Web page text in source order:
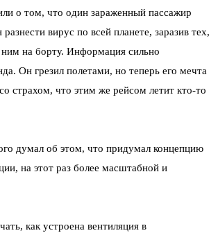
о том, что один зараженный пассажир
вирус по всей планете, заразив тех,
на борту. Информация сильно
Он грезил полетами, но теперь его мечта
страхом, что этим же рейсом летит кто-то
думал об этом, что придумал концепцию
на этот раз более масштабной и
как устроена вентиляция в